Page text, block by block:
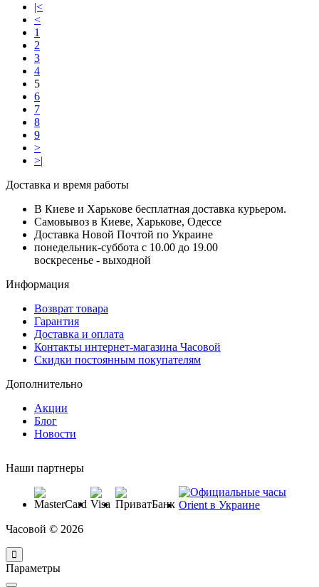
|<
<
1
2
3
4
5
6
7
8
9
>
>|
Доставка и время работы
В Киеве и Харькове бесплатная доставка курьером.
Самовывоз в Киеве, Харькове, Одессе
Доставка Новой Почтой по Украине
понедельник-суббота с 10.00 до 19.00
воскресенье - выходной
Информация
Возврат товара
Гарантия
Доставка и оплата
Контакты интернет-магазина Часовой
Скидки постоянным покупателям
Дополнительно
Акции
Блог
Новости
Наши партнеры
Часовой © 2026
Параметры